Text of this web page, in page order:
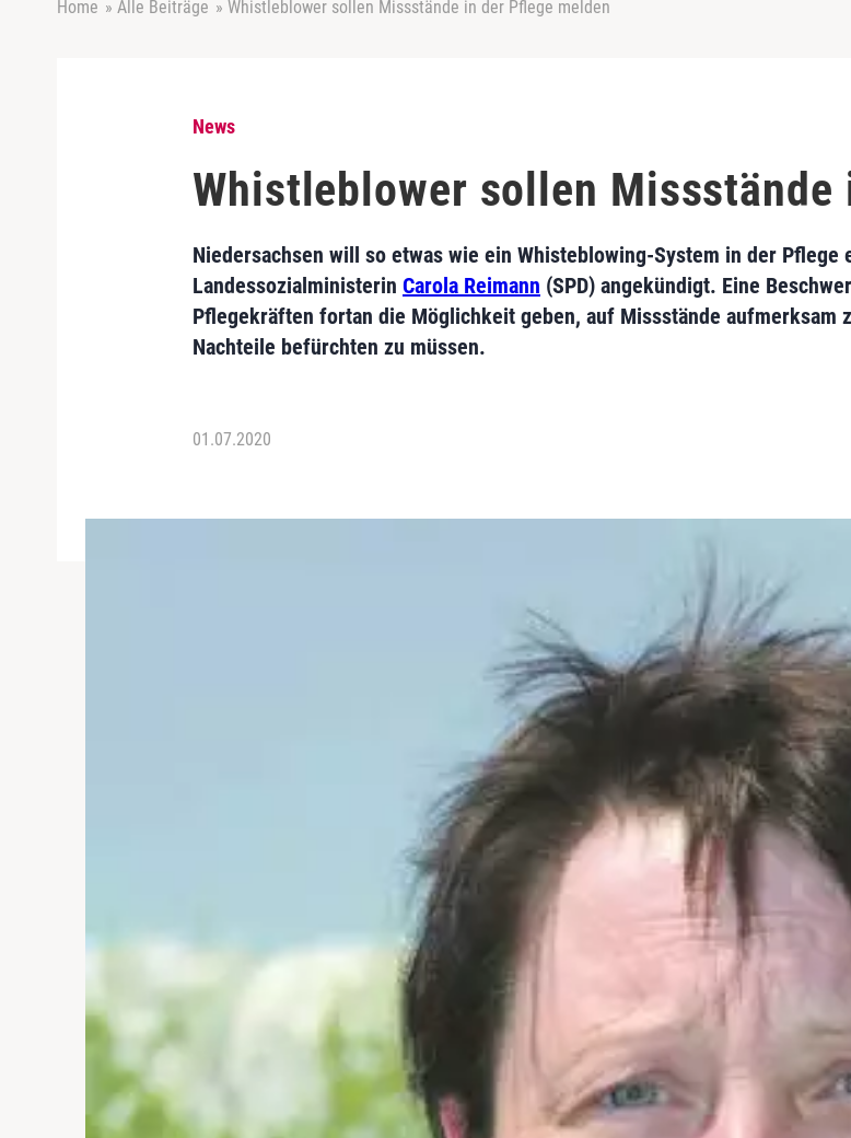
Home » Alle Beiträge » Whistleblower sollen Missstände in der Pflege melden
News
Whistleblower sollen Missstände
Niedersachsen will so etwas wie ein Whisteblowing-System in der Pflege
Landessozialministerin Carola Reimann (SPD) angekündigt. Eine
Pflegekräften fortan die Möglichkeit geben, auf Missstände aufmerksam
Nachteile befürchten zu müssen.
01.07.2020